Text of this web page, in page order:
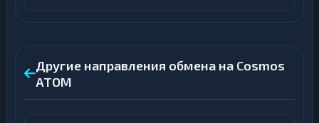
Другие направления обмена на Cosmos
ATOM